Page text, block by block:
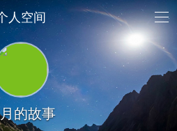
人空间
的故事